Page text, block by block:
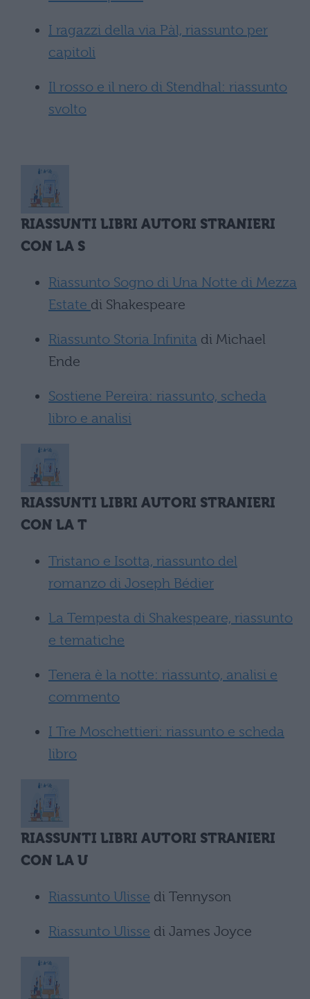
I ragazzi della via Pàl, riassunto per
capitoli
Il rosso e il nero di Stendhal: riassunto
svolto
RIASSUNTI LIBRI AUTORI STRANIERI
CON LA S
Riassunto Sogno di Una Notte di Mezza
Estate di Shakespeare
Riassunto Storia Infinita di Michael
Ende
Sostiene Pereira: riassunto, scheda
libro e analisi
RIASSUNTI LIBRI AUTORI STRANIERI
CON LA T
Tristano e Isotta, riassunto del
romanzo di Joseph Bédier
La Tempesta di Shakespeare, riassunto
e tematiche
Tenera è la notte: riassunto, analisi e
commento
I Tre Moschettieri: riassunto e scheda
libro
RIASSUNTI LIBRI AUTORI STRANIERI
CON LA U
Riassunto Ulisse di Tennyson
Riassunto Ulisse di James Joyce